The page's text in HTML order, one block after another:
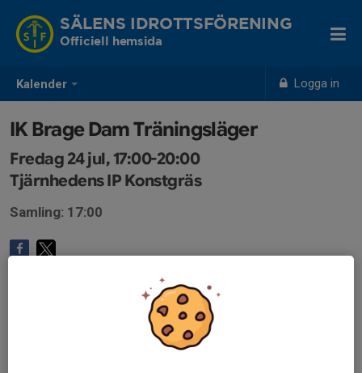
Kalender Logga in
SÄLENS IDROTTSFÖRENING
Officiell hemsida
IK Brage Dam Träningsläger
Fredag 24 jul, 17:00-20:00
Tjärnhedens IP Konstgräs
Samling: 17:00